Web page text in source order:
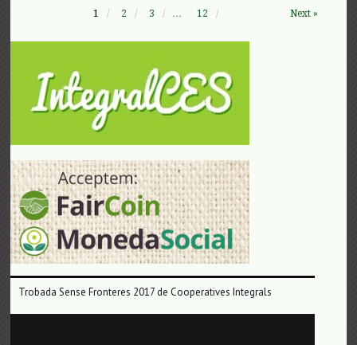
1 2 3 12 Next »
Trobada Sense Fronteres 2017 de Cooperatives Integrals